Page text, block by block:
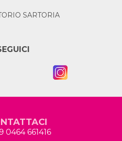
SARTORIA
0464 661416